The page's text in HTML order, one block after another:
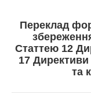
Переклад
Статтею 12
17 Директиви
та